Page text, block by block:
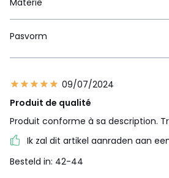
Materie
Pasvorm
09/07/2024
Produit de qualité
Produit conforme à sa description.
Ik zal dit artikel aanraden aan
Besteld in: 42-44